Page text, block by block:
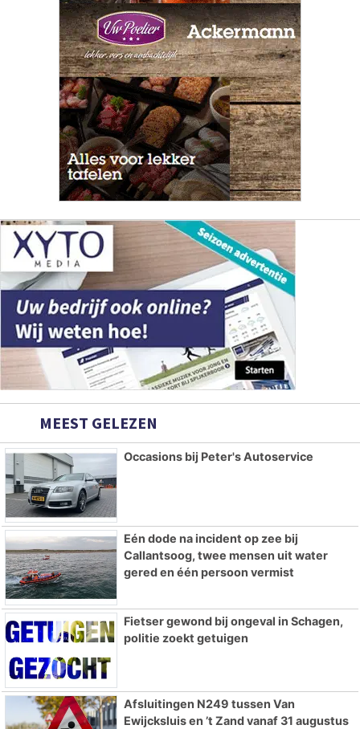
MEEST GELEZEN
Occasions bij Peter's Autoservice
Eén dode na incident op zee bij
Callantsoog, twee mensen uit water
gered en één persoon vermist
Fietser gewond bij ongeval in Schagen,
politie zoekt getuigen
Afsluitingen N249 tussen Van
Ewijcksluis en ’t Zand vanaf 31 augustus